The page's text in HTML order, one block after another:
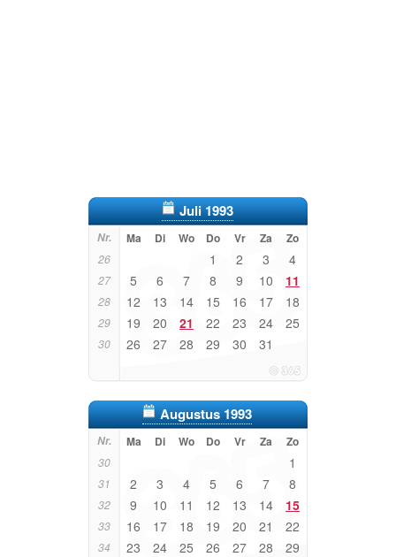
Juli 1993
Nr. Ma Di Wo Do Vr Za Zo
26 1 2 3 4
27 5 6 7 8 9 10 11
28 12 13 14 15 16 17 18
29 19 20 21 22 23 24 25
30 26 27 28 29 30 31
Augustus 1993
Nr. Ma Di Wo Do Vr Za Zo
30 1
31 2 3 4 5 6 7 8
32 9 10 11 12 13 14 15
33 16 17 18 19 20 21 22
34 23 24 25 26 27 28 29